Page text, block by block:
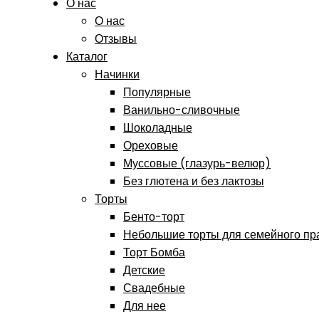
О нас
О нас
Отзывы
Каталог
Начинки
Популярные
Ванильно-сливочные
Шоколадные
Ореховые
Муссовые (глазурь-велюр)
Без глютена и без лактозы
Торты
Бенто-торт
Небольшие торты для семейного
Торт Бомба
Детские
Свадебные
Для нее